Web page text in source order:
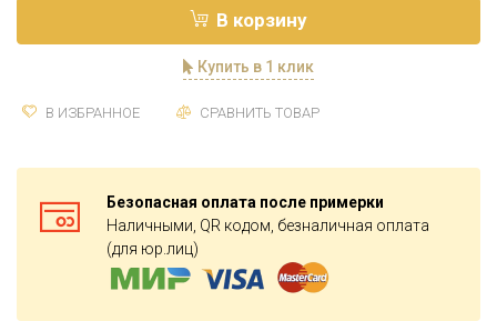
В корзину
Купить в 1 клик
В ИЗБРАННОЕ СРАВНИТЬ ТОВАР
Безопасная оплата после примерки
Наличными, QR кодом, безналичная оплата
(для юр.лиц)